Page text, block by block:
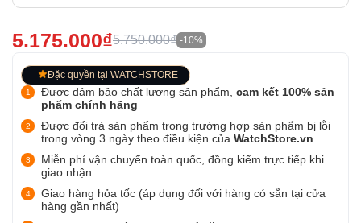
5.175.000₫5.750.000₫ -10%
Đặc quyền tại WATCHSTORE
Được đảm bảo chất lượng sản phẩm, cam kết 100% sản
phẩm chính hãng
Được đổi trả sản phẩm trong trường hợp sản phẩm bị lỗi
trong vòng 3 ngày theo điều kiện của WatchStore.vn
Miễn phí vận chuyển toàn quốc, đồng kiểm trực tiếp khi
giao nhận.
Giao hàng hỏa tốc (áp dụng đối với hàng có sẵn tại cửa
hàng gần nhất)